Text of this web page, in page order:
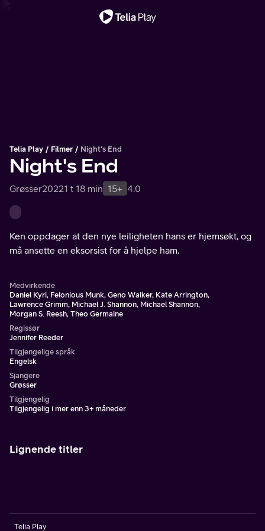
Telia Play Filmer Night's End
Night's End
Grøsser20221 t 18 min 15+ 4.0
Ken oppdager at den nye leiligheten hans er hjemsøkt, og
må ansette en eksorsist for å hjelpe ham.
Medvirkende
Daniel Kyri, Felonious Munk, Geno Walker, Kate Arrington,
Lawrence Grimm, Michael J. Shannon, Michael Shannon,
Morgan S. Reesh, Theo Germaine
Regissør
Jennifer Reeder
Tilgjengelige språk
Engelsk
Sjangere
Grøsser
Tilgjengelig
Tilgjengelig i mer enn 3+ måneder
Lignende titler
Telia Play